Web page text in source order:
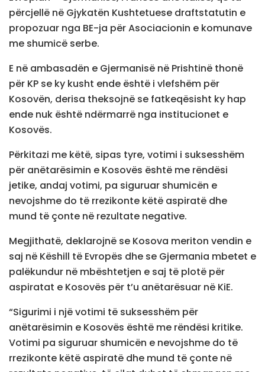
përcjellë në Gjykatën Kushtetuese draftstatutin e
propozuar nga BE-ja për Asociacionin e komunave
me shumicë serbe.
E në ambasadën e Gjermanisë në Prishtinë thonë
për KP se ky kusht ende është i vlefshëm për
Kosovën, derisa theksojnë se fatkeqësisht ky hap
ende nuk është ndërmarrë nga institucionet e
Kosovës.
Përkitazi me këtë, sipas tyre, votimi i suksesshëm
për anëtarësimin e Kosovës është me rëndësi
jetike, andaj votimi, pa siguruar shumicën e
nevojshme do të rrezikonte këtë aspiratë dhe
mund të çonte në rezultate negative.
Megjithatë, deklarojnë se Kosova meriton vendin e
saj në Këshill të Evropës dhe se Gjermania mbetet e
palëkundur në mbështetjen e saj të plotë për
aspiratat e Kosovës për t’u anëtarësuar në KiE.
“Sigurimi i një votimi të suksesshëm për
anëtarësimin e Kosovës është me rëndësi kritike.
Votimi pa siguruar shumicën e nevojshme do të
rrezikonte këtë aspiratë dhe mund të çonte në